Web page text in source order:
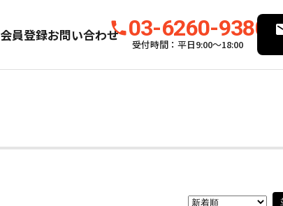
会員登録お問い合わせ 03-6260-9380
受付時間：平日9:00〜18:00